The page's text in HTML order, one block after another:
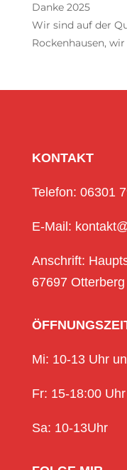
Danke 2025
Wir sind auf der
Rockenhausen,
KONTAKT
Telefon: 06301
E-Mail:
Anschrift:
67697 Otterberg
Mi: 10-13 Uhr
Fr: 15-18:00 Uhr
Sa: 10-13Uhr